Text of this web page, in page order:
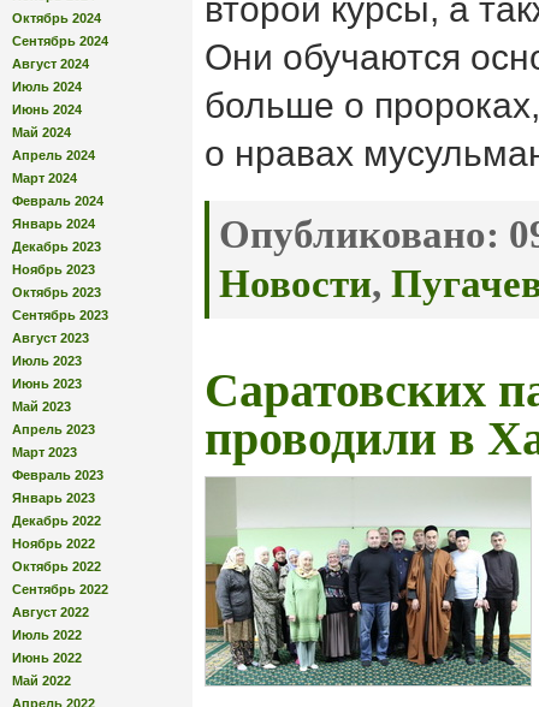
Октябрь 2024
Сентябрь 2024
Август 2024
Июль 2024
Июнь 2024
Май 2024
Апрель 2024
Март 2024
Февраль 2024
Январь 2024
Декабрь 2023
Ноябрь 2023
Октябрь 2023
Сентябрь 2023
Август 2023
Июль 2023
Июнь 2023
Май 2023
Апрель 2023
Март 2023
Февраль 2023
Январь 2023
Декабрь 2022
Ноябрь 2022
Октябрь 2022
Сентябрь 2022
Август 2022
Июль 2022
Июнь 2022
Май 2022
Апрель 2022
второй курсы, а
Они обучаются
больше о
о нравах
Опубликовано:
Новости,
Саратовских
проводили в